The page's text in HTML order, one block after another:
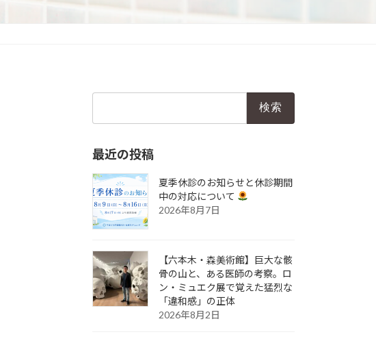
最近の投稿
夏季休診のお知らせと休診期間
中の対応について
2026年8月7日
【六本木・森美術館】巨大な骸
骨の山と、ある医師の考察。ロ
ン・ミュエク展で覚えた猛烈な
「違和感」の正体
2026年8月2日